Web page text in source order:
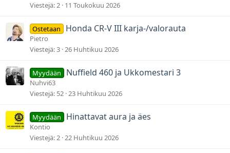
Viestejä 2 11 Toukokuu 2026
Ostetaan Honda CR-V III karja-/valorauta
Pietro
Viestejä 3 26 Huhtikuu 2026
Myydään Nuffield 460 ja Ukkomestari 3
Nuhvi63
Viestejä 52 23 Huhtikuu 2026
Myydään Hinattavat aura ja äes
Kontio
Viestejä 2 22 Huhtikuu 2026